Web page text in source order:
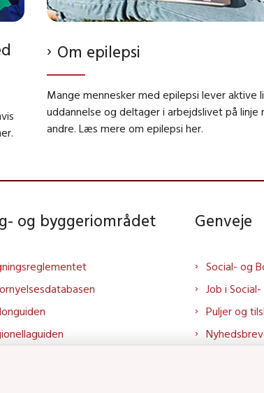
Om epilepsi
Mange mennesker med epilepsi lever aktive
uddannelse og deltager i arbejdslivet på linje
andre. Læs mere om epilepsi her.
og byggeriområdet Genveje
Social- og
Job i
Puljer og
Social-